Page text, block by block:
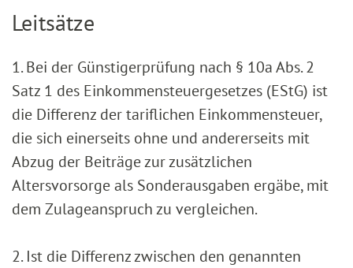
Leitsätze
1. Bei der Günstigerprüfung nach § 10a Abs. 2
Satz 1 des Einkommensteuergesetzes (EStG) ist
die Differenz der tariflichen Einkommensteuer,
die sich einerseits ohne und andererseits mit
Abzug der Beiträge zur zusätzlichen
Altersvorsorge als Sonderausgaben ergäbe, mit
dem Zulageanspruch zu vergleichen.
2. Ist die Differenz zwischen den genannten